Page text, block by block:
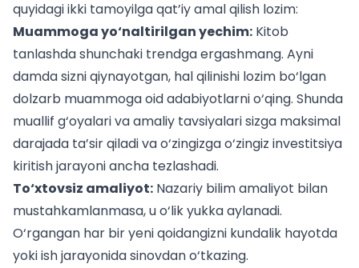
quyidagi ikki tamoyilga qat’iy amal qilish lozim:
Muammoga yo‘naltirilgan yechim: Kitob
tanlashda shunchaki trendga ergashmang. Ayni
damda sizni qiynayotgan, hal qilinishi lozim bo‘lgan
dolzarb muammoga oid adabiyotlarni o‘qing. Shunda
muallif g‘oyalari va amaliy tavsiyalari sizga maksimal
darajada ta’sir qiladi vao‘zingizga o‘zingiz investitsiya
kiritishjarayoni ancha tezlashadi.
To‘xtovsiz amaliyot: Nazariy bilim amaliyot bilan
mustahkamlanmasa, u o‘lik yukka aylanadi.
O‘rgangan har bir yeni qoidangizni kundalik hayotda
yoki ish jarayonida sinovdan o‘tkazing.